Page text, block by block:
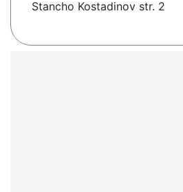
Stancho Kostadinov str. 2